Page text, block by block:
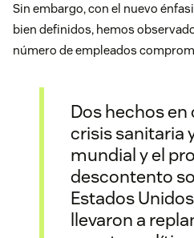
Sin embargo, con el nuevo
bien definidos, hemos
número de empleados
Dos hechos
crisis sanitaria
mundial y el
descontento
Estados
llevaron a